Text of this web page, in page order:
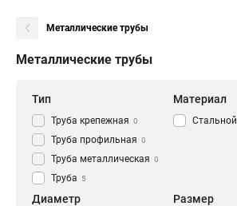
Металлические трубы
Металлические трубы
Тип
Труба крепежная 0
Труба профильная 0
Труба металлическая 0
Труба 5
Материал
Стальной
Диаметр Размер